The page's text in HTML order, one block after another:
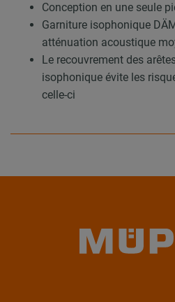
Conception en une seule
Garniture isophonique
atténuation acoustique
Le recouvrement des
isophonique évite les
celle-ci